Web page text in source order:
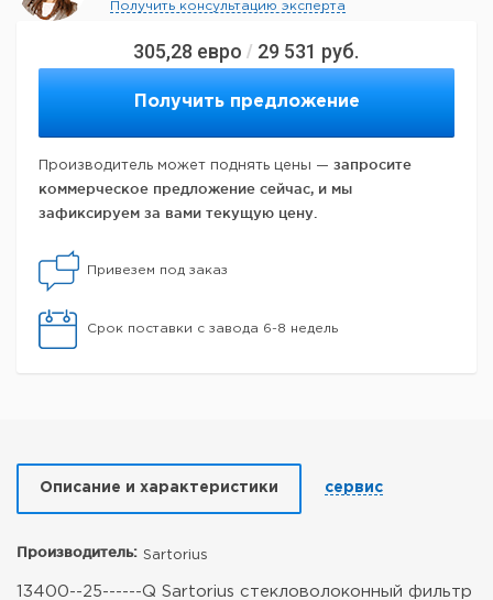
305,28 евро / 29 531 руб.
Получить предложение
Производитель может поднять цены — запросите
коммерческое предложение сейчас, и мы
зафиксируем за вами текущую цену.
Привезем под заказ
Срок поставки с завода 6-8 недель
Получить консультацию эксперта
Описание и характеристики сервис
Производитель: Sartorius
13400--25------Q Sartorius стекловолоконный фильтр